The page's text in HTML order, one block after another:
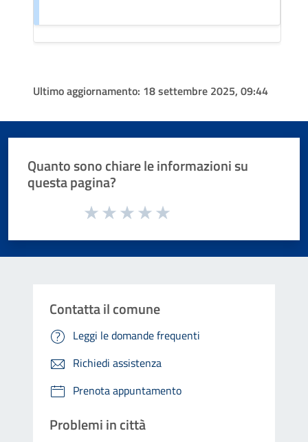
Ultimo aggiornamento: 18 settembre 2025, 09:44
Quanto sono chiare le informazioni su
questa pagina?
Valuta da 1 a 5 stelle la pagina
Contatta il comune
Leggi le domande frequenti
Richiedi assistenza
Prenota appuntamento
Problemi in città